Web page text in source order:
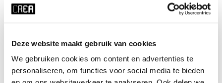
Deze website maakt gebruik van cookies
We gebruiken cookies om content en advertenties te
personaliseren, om functies voor social media te bieden
cashback eenvoudig aanvragen via
* let op: deze korting is alleen mogelijk wanneer alle drie de
hele euro’s.